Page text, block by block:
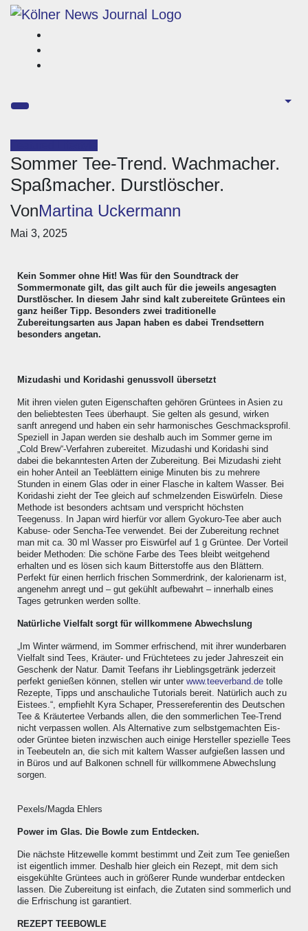
Zum
Inhalt
springen
Sommer Tee-Trend. Wachmacher.
Spaßmacher. Durstlöscher.
VonMartina Uckermann
Mai 3, 2025
Kein Sommer ohne Hit! Was für den Soundtrack der
Sommermonate gilt, das gilt auch für die jeweils angesagten
Durstlöscher. In diesem Jahr sind kalt zubereitete Grüntees ein
ganz heißer Tipp. Besonders zwei traditionelle
Zubereitungsarten aus Japan haben es dabei Trendsettern
besonders angetan.
Mizudashi und Koridashi genussvoll übersetzt
Mit ihren vielen guten Eigenschaften gehören Grüntees in Asien zu
den beliebtesten Tees überhaupt. Sie gelten als gesund, wirken
sanft anregend und haben ein sehr harmonisches Geschmacksprofil.
Speziell in Japan werden sie deshalb auch im Sommer gerne im
„Cold Brew“-Verfahren zubereitet. Mizudashi und Koridashi sind
dabei die bekanntesten Arten der Zubereitung. Bei Mizudashi zieht
ein hoher Anteil an Teeblättern einige Minuten bis zu mehrere
Stunden in einem Glas oder in einer Flasche in kaltem Wasser. Bei
Koridashi zieht der Tee gleich auf schmelzenden Eiswürfeln. Diese
Methode ist besonders achtsam und verspricht höchsten
Teegenuss. In Japan wird hierfür vor allem Gyokuro-Tee aber auch
Kabuse- oder Sencha-Tee verwendet. Bei der Zubereitung rechnet
man mit ca. 30 ml Wasser pro Eiswürfel auf 1 g Grüntee. Der Vorteil
beider Methoden: Die schöne Farbe des Tees bleibt weitgehend
erhalten und es lösen sich kaum Bitterstoffe aus den Blättern.
Perfekt für einen herrlich frischen Sommerdrink, der kalorienarm ist,
angenehm anregt und – gut gekühlt aufbewahrt – innerhalb eines
Tages getrunken werden sollte.
Natürliche Vielfalt sorgt für willkommene Abwechslung
„Im Winter wärmend, im Sommer erfrischend, mit ihrer wunderbaren
Vielfalt sind Tees, Kräuter- und Früchtetees zu jeder Jahreszeit ein
Geschenk der Natur. Damit Teefans ihr Lieblingsgetränk jederzeit
perfekt genießen können, stellen wir unter www.teeverband.de tolle
Rezepte, Tipps und anschauliche Tutorials bereit. Natürlich auch zu
Eistees.“, empfiehlt Kyra Schaper, Pressereferentin des Deutschen
Tee & Kräutertee Verbands allen, die den sommerlichen Tee-Trend
nicht verpassen wollen. Als Alternative zum selbstgemachten Eis-
oder Grüntee bieten inzwischen auch einige Hersteller spezielle Tees
in Teebeuteln an, die sich mit kaltem Wasser aufgießen lassen und
in Büros und auf Balkonen schnell für willkommene Abwechslung
sorgen.
Pexels/Magda Ehlers
Power im Glas. Die Bowle zum Entdecken.
Die nächste Hitzewelle kommt bestimmt und Zeit zum Tee genießen
ist eigentlich immer. Deshalb hier gleich ein Rezept, mit dem sich
eisgekühlte Grüntees auch in größerer Runde wunderbar entdecken
lassen. Die Zubereitung ist einfach, die Zutaten sind sommerlich und
die Erfrischung ist garantiert.
REZEPT TEEBOWLE